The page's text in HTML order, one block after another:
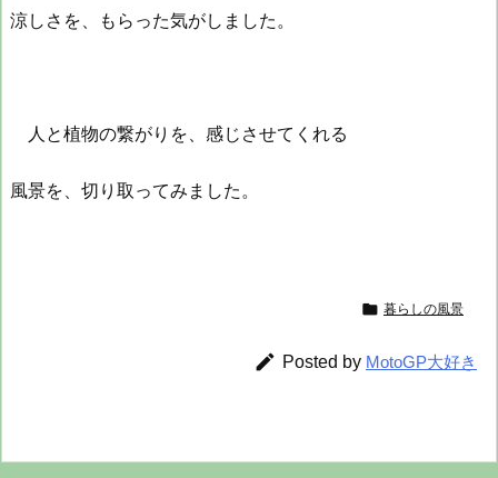
涼しさを、もらった気がしました。
人と植物の繋がりを、感じさせてくれる
風景を、切り取ってみました。
 暮らしの風景
 Posted by MotoGP大好き